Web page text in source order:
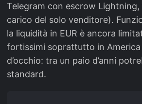
Telegram con escrow Lightning,
carico del solo venditore).
la liquidità in EUR è ancora
fortissimi soprattutto in America
d’occhio: tra un paio d’anni
standard.